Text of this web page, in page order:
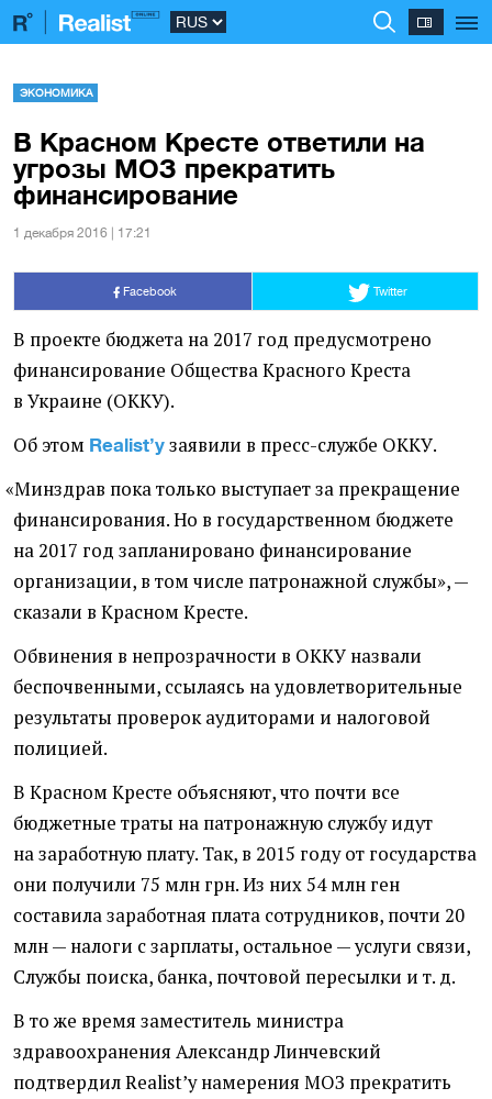
ЭКОНОМИКА
В Красном Кресте ответили на
угрозы МОЗ прекратить
финансирование
1 декабря 2016 | 17:21
Facebook Twitter
В проекте бюджета на 2017 год предусмотрено
финансирование Общества Красного Креста
в Украине (ОККУ).
Об этом Realist’у заявили в пресс-службе ОККУ.
«Минздрав пока только выступает за прекращение
финансирования. Но в государственном бюджете
на 2017 год запланировано финансирование
организации, в том числе патронажной службы», —
сказали в Красном Кресте.
Обвинения в непрозрачности в ОККУ назвали
беспочвенными, ссылаясь на удовлетворительные
результаты проверок аудиторами и налоговой
полицией.
В Красном Кресте объясняют, что почти все
бюджетные траты на патронажную службу идут
на заработную плату. Так, в 2015 году от государства
они получили 75 млн грн. Из них 54 млн ген
составила заработная плата сотрудников, почти 20
млн — налоги с зарплаты, остальное — услуги связи,
Службы поиска, банка, почтовой пересылки и т. д.
В то же время заместитель министра
здравоохранения Александр Линчевский
подтвердил Realist’у намерения МОЗ прекратить